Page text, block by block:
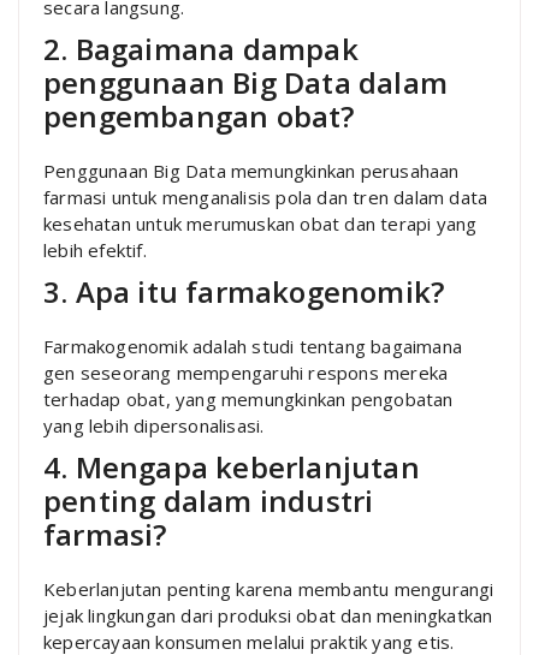
secara langsung.
2. Bagaimana dampak
penggunaan Big Data dalam
pengembangan obat?
Penggunaan Big Data memungkinkan perusahaan
farmasi untuk menganalisis pola dan tren dalam data
kesehatan untuk merumuskan obat dan terapi yang
lebih efektif.
3. Apa itu farmakogenomik?
Farmakogenomik adalah studi tentang bagaimana
gen seseorang mempengaruhi respons mereka
terhadap obat, yang memungkinkan pengobatan
yang lebih dipersonalisasi.
4. Mengapa keberlanjutan
penting dalam industri
farmasi?
Keberlanjutan penting karena membantu mengurangi
jejak lingkungan dari produksi obat dan meningkatkan
kepercayaan konsumen melalui praktik yang etis.